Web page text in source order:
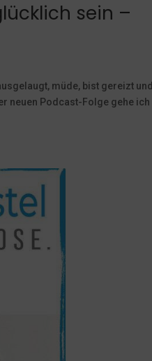
sein –
müde, bist gereizt und
neuen Podcast-Folge gehe ich